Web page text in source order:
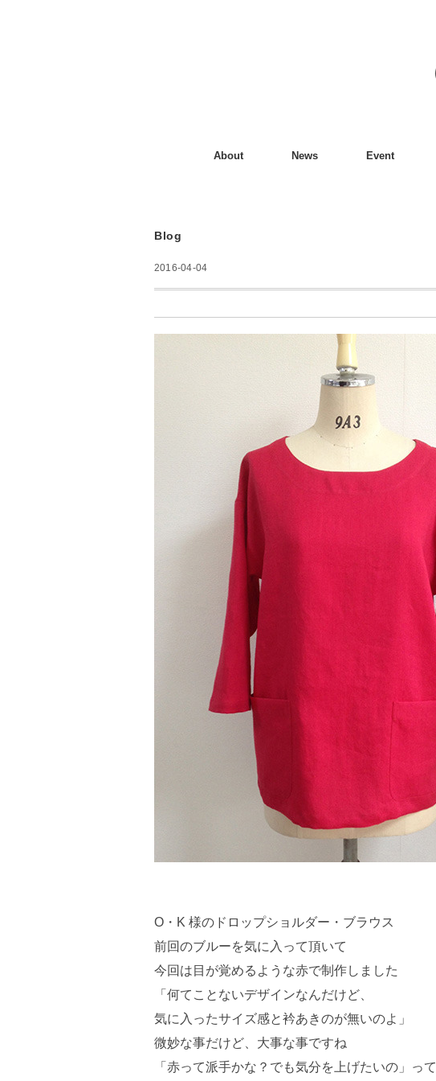
About News Event
Blog
2016-04-04
O・K 様のドロップショルダー・ブラウス
前回のブルーを気に入って頂いて
今回は目が覚めるような赤で制作しました
「何てことないデザインなんだけど、
気に入ったサイズ感と衿あきのが無いのよ」
微妙な事だけど、大事な事ですね
「赤って派手かな？でも気分を上げたいの」って